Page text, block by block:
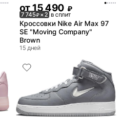
от 15 490 ₽
7 745₽× 2 в сплит
Кроссовки Nike Air Max 97
SE "Moving Company"
Brown
15 дней